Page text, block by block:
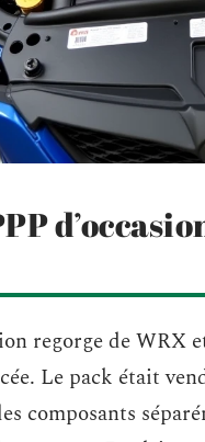
regorge de WRX
Le pack était
composants